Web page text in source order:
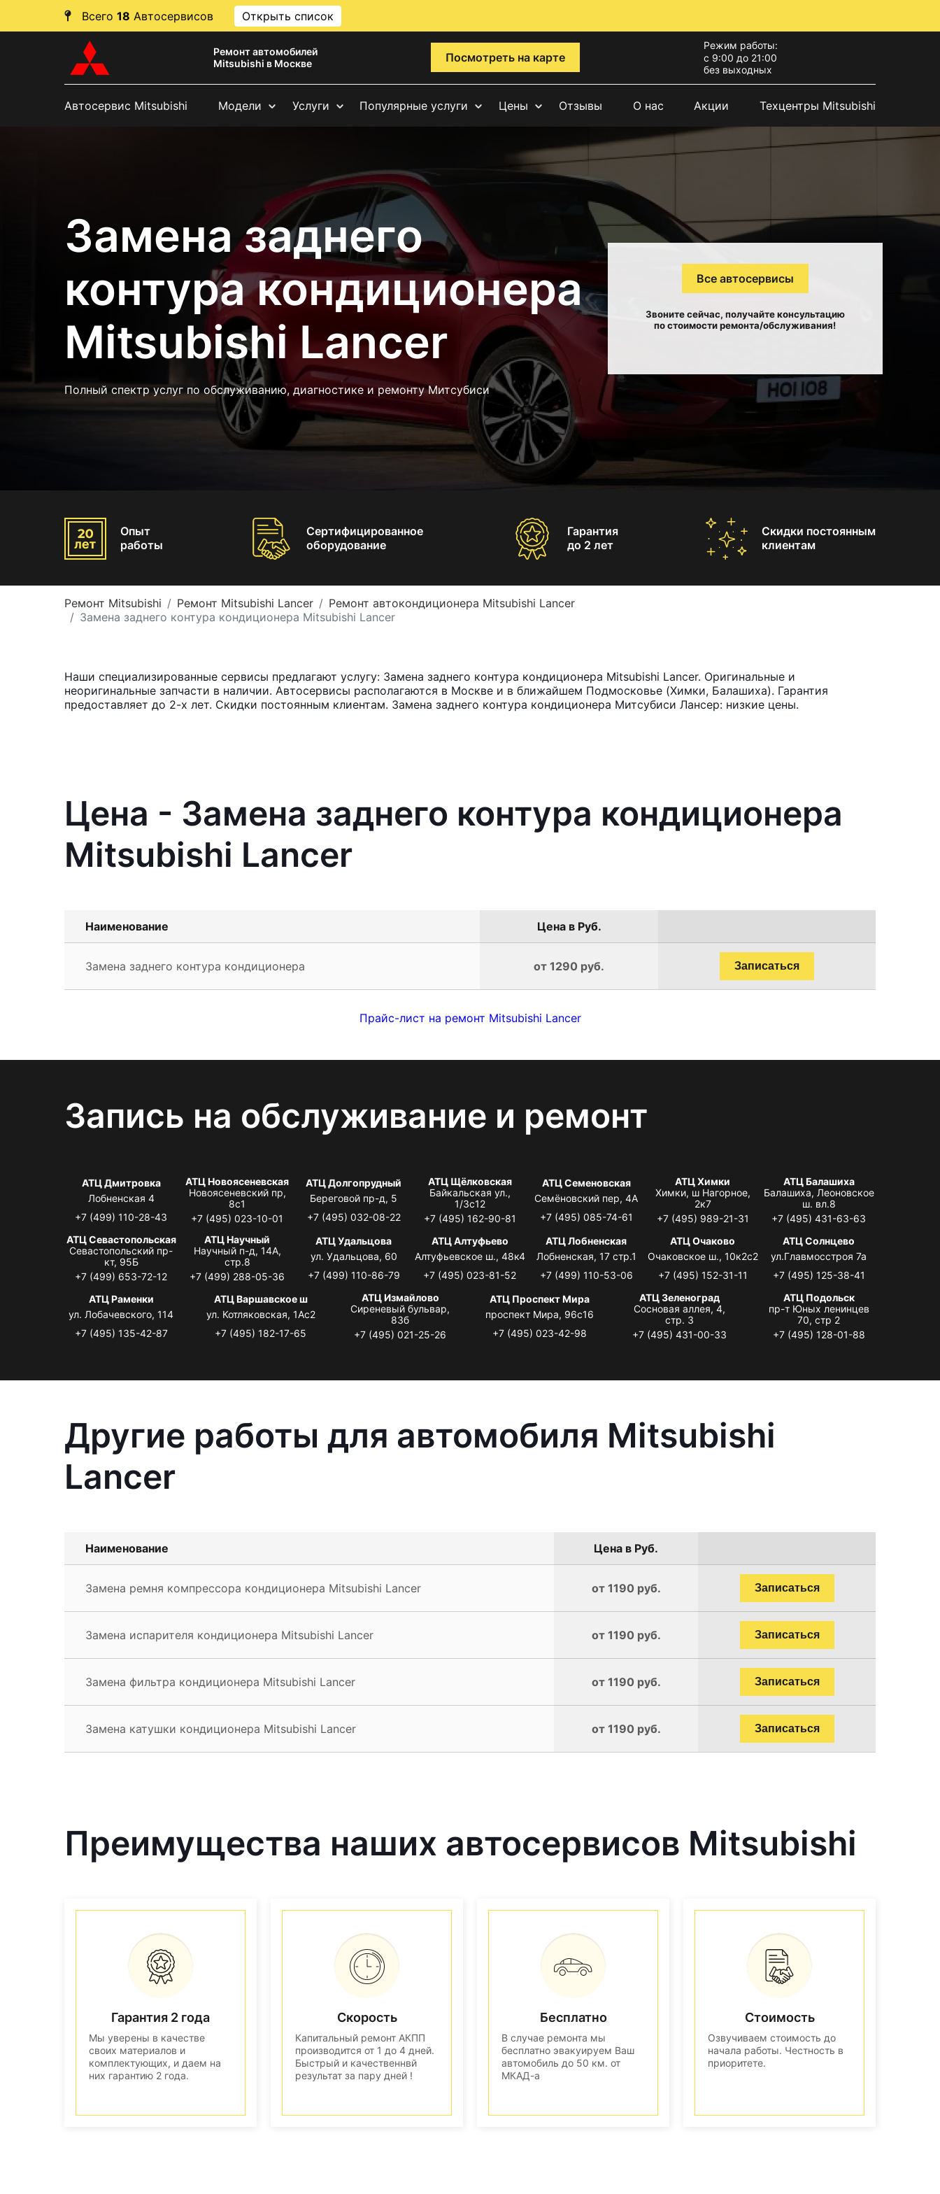
Всего 18 Автосервисов Открыть список
Ремонт автомобилей
Mitsubishi в Москве
Посмотреть на карте
Режим работы:
с 9:00 до 21:00
без выходных
Автосервис Mitsubishi Модели Услуги Популярные услуги Цены Отзывы О нас Акции Техцентры Mitsubishi
Замена заднего
контура кондиционера
Mitsubishi Lancer
Полный спектр услуг по обслуживанию, диагностике и ремонту Митсубиси
Все автосервисы
Звоните сейчас, получайте консультацию
по стоимости ремонта/обслуживания!
Опыт
работы
Сертифицированное
оборудование
Гарантия
до 2 лет
Скидки постоянным
клиентам
Ремонт Mitsubishi Ремонт Mitsubishi Lancer
Ремонт автокондиционера Mitsubishi Lancer
Замена заднего контура кондиционера Mitsubishi Lancer
Наши специализированные сервисы предлагают услугу: Замена заднего контура кондиционера Mitsubishi Lancer. Оригинальные и
неоригинальные запчасти в наличии. Автосервисы располагаются в Москве и в ближайшем Подмосковье (Химки, Балашиха). Гарантия
предоставляет до 2-х лет. Скидки постоянным клиентам. Замена заднего контура кондиционера Митсубиси Лансер: низкие цены.
Цена - Замена заднего контура кондиционера
Mitsubishi Lancer
Наименование Цена в Руб.
Замена заднего контура кондиционера от 1290 руб. Записаться
Прайс-лист на ремонт Mitsubishi Lancer
Запись на обслуживание и ремонт
АТЦ Дмитровка
Лобненская 4
+7 (499) 110-28-43
АТЦ Новоясеневская
Новоясеневский пр,
8с1
+7 (495) 023-10-01
АТЦ Долгопрудный
Береговой пр-д, 5
+7 (495) 032-08-22
АТЦ Щёлковская
Байкальская ул.,
1/3с12
+7 (495) 162-90-81
АТЦ Семеновская
Семёновский пер, 4А
+7 (495) 085-74-61
АТЦ Химки
Химки, ш Нагорное,
2к7
+7 (495) 989-21-31
АТЦ Балашиха
Балашиха, Леоновское
ш. вл.8
+7 (495) 431-63-63
АТЦ Севастопольская
Севастопольский пр-
кт, 95Б
+7 (499) 653-72-12
АТЦ Научный
Научный п-д, 14А,
стр.8
+7 (499) 288-05-36
АТЦ Удальцова
ул. Удальцова, 60
+7 (499) 110-86-79
АТЦ Алтуфьево
Алтуфьевское ш., 48к4
+7 (495) 023-81-52
АТЦ Лобненская
Лобненская, 17 стр.1
+7 (499) 110-53-06
АТЦ Очаково
Очаковское ш., 10к2с2
+7 (495) 152-31-11
АТЦ Солнцево
ул.Главмосстроя 7а
+7 (495) 125-38-41
АТЦ Раменки
ул. Лобачевского, 114
+7 (495) 135-42-87
АТЦ Варшавское ш
ул. Котляковская, 1Ас2
+7 (495) 182-17-65
АТЦ Измайлово
Сиреневый бульвар,
83б
+7 (495) 021-25-26
АТЦ Проспект Мира
проспект Мира, 96с16
+7 (495) 023-42-98
АТЦ Зеленоград
Сосновая аллея, 4,
стр. 3
+7 (495) 431-00-33
АТЦ Подольск
пр-т Юных ленинцев
70, стр 2
+7 (495) 128-01-88
Другие работы для автомобиля Mitsubishi
Lancer
Наименование Цена в Руб.
Замена ремня компрессора кондиционера Mitsubishi Lancer от 1190 руб. Записаться
Замена испарителя кондиционера Mitsubishi Lancer от 1190 руб. Записаться
Замена фильтра кондиционера Mitsubishi Lancer от 1190 руб. Записаться
Замена катушки кондиционера Mitsubishi Lancer от 1190 руб. Записаться
Преимущества наших автосервисов Mitsubishi
Гарантия 2 года
Мы уверены в качестве
своих материалов и
комплектующих, и даем на
них гарантию 2 года.
Скорость
Капитальный ремонт АКПП
производится от 1 до 4 дней.
Быстрый и качественнвй
результат за пару дней !
Бесплатно
В случае ремонта мы
бесплатно эвакуируем Ваш
автомобиль до 50 км. от
МКАД-а
Стоимость
Озвучиваем стоимость до
начала работы. Честность в
приоритете.